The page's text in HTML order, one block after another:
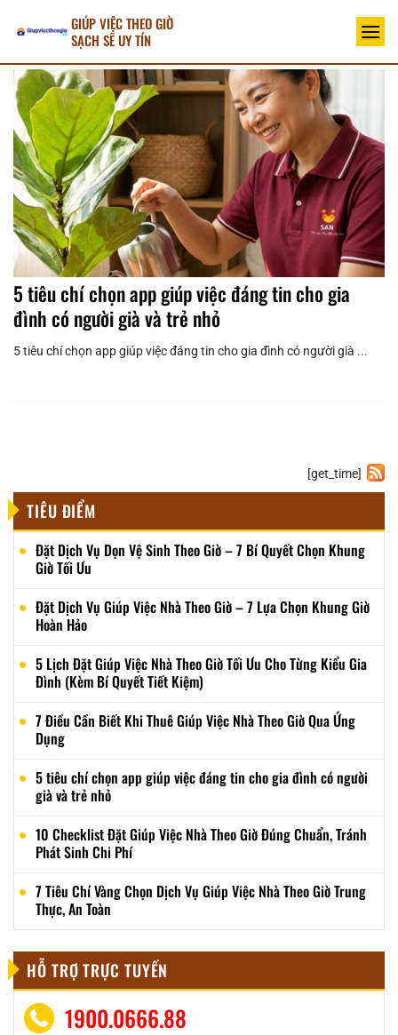
qua
dung
GIÚP VIỆC THEO GIỜ
SẠCH SẼ UY TÍN
5 tiêu chí chọn app giúp việc đáng tin cho gia
đình có người già và trẻ nhỏ
5 tiêu chí chọn app giúp việc đáng tin cho gia đình có người già ...
[get_time]
TIÊU ĐIỂM
Đặt Dịch Vụ Dọn Vệ Sinh Theo Giờ – 7 Bí Quyết Chọn Khung
Giờ Tối Ưu
Đặt Dịch Vụ Giúp Việc Nhà Theo Giờ – 7 Lựa Chọn Khung Giờ
Hoàn Hảo
5 Lịch Đặt Giúp Việc Nhà Theo Giờ Tối Ưu Cho Từng Kiểu Gia
Đình (Kèm Bí Quyết Tiết Kiệm)
7 Điều Cần Biết Khi Thuê Giúp Việc Nhà Theo Giờ Qua Ứng
Dụng
5 tiêu chí chọn app giúp việc đáng tin cho gia đình có người
già và trẻ nhỏ
10 Checklist Đặt Giúp Việc Nhà Theo Giờ Đúng Chuẩn, Tránh
Phát Sinh Chi Phí
7 Tiêu Chí Vàng Chọn Dịch Vụ Giúp Việc Nhà Theo Giờ Trung
Thực, An Toàn
HỖ TRỢ TRỰC TUYẾN
1900.0666.88